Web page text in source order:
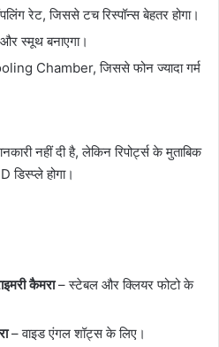
रेट, जिससे टच रिस्पॉन्स बेहतर होगा।
स्मूथ बनाएगा।
Chamber, जिससे फोन ज्यादा गर्म
नहीं दी है, लेकिन रिपोर्ट्स के मुताबिक
होगा।
कैमरा– स्टेबल और क्लियर फोटो के
– वाइड एंगल शॉट्स के लिए।